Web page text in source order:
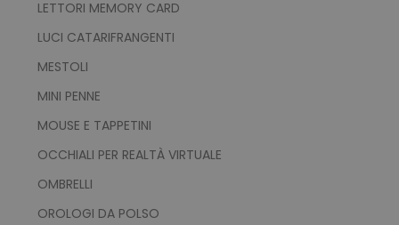
LETTORI MEMORY CARD
LUCI CATARIFRANGENTI
MESTOLI
MINI PENNE
MOUSE E TAPPETINI
OCCHIALI PER REALTÀ VIRTUALE
OMBRELLI
OROLOGI DA POLSO